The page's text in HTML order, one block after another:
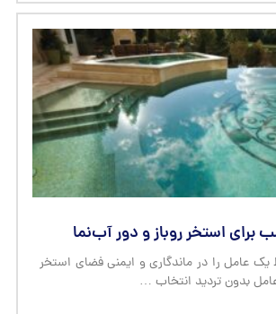
برای استخر روباز و دور آب‌نما
یک عامل را در ماندگاری و ایمنی فضای استخر
بدون تردید انتخاب …